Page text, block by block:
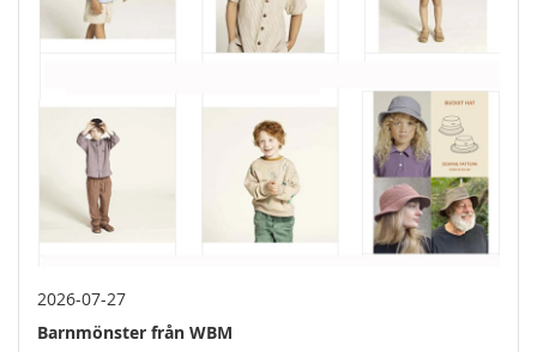
2026-07-27
Barnmönster från WBM